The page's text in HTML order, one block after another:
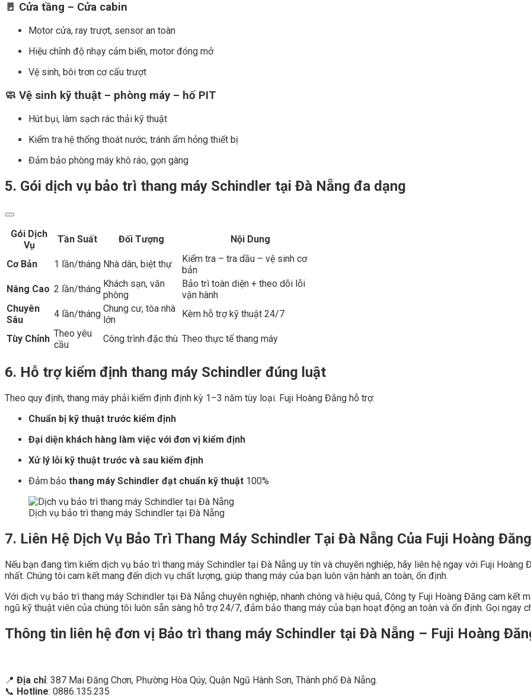
🚪 Cửa tầng – Cửa cabin
Motor cửa, ray trượt, sensor an toàn
Hiệu chỉnh độ nhạy cảm biến, motor đóng mở
Vệ sinh, bôi trơn cơ cấu trượt
🧼 Vệ sinh kỹ thuật – phòng máy – hố PIT
Hút bụi, làm sạch rác thải kỹ thuật
Kiểm tra hệ thống thoát nước, tránh ẩm hỏng thiết bị
Đảm bảo phòng máy khô ráo, gọn gàng
5. Gói dịch vụ bảo trì thang máy Schindler tại Đà Nẵng đa dạng
Gói Dịch
Vụ
Tần Suất Đối Tượng Nội Dung
Cơ Bản 1 lần/tháng Nhà dân, biệt thự
Kiểm tra – tra dầu – vệ sinh cơ
bản
Nâng Cao 2 lần/tháng Khách sạn, văn
phòng
Bảo trì toàn diện + theo dõi lỗi
vận hành
Chuyên
Sâu
4 lần/tháng Chung cư, tòa nhà
lớn
Kèm hỗ trợ kỹ thuật 24/7
Tùy Chỉnh Theo yêu
cầu
Công trình đặc thù Theo thực tế thang máy
6. Hỗ trợ kiểm định thang máy Schindler đúng luật
Theo quy định, thang máy phải kiểm định định kỳ 1–3 năm tùy loại. Fuji Hoàng Đăng hỗ trợ:
Chuẩn bị kỹ thuật trước kiểm định
Đại diện khách hàng làm việc với đơn vị kiểm định
Xử lý lỗi kỹ thuật trước và sau kiểm định
Đảm bảo thang máy Schindler đạt chuẩn kỹ thuật 100%
Dịch vụ bảo trì thang máy Schindler tại Đà Nẵng
7. Liên Hệ Dịch Vụ Bảo Trì Thang Máy Schindler Tại Đà Nẵng Của Fuji Hoàng Đăng
Nếu bạn đang tìm kiếm dịch vụ bảo trì thang máy Schindler tại Đà Nẵng uy tín và chuyên nghiệp, hãy liên hệ ngay với Fuji
nhất. Chúng tôi cam kết mang đến dịch vụ chất lượng, giúp thang máy của bạn luôn vận hành an toàn, ổn định.
Với dịch vụ bảo trì thang máy Schindler tại Đà Nẵng chuyên nghiệp, nhanh chóng và hiệu quả, Công ty Fuji Hoàng Đăng cam kết
ngũ kỹ thuật viên của chúng tôi luôn sẵn sàng hỗ trợ 24/7, đảm bảo thang máy của bạn hoạt động an toàn và ổn định. Gọi ngay
Thông tin liên hệ đơn vị Bảo trì thang máy Schindler tại Đà Nẵng – Fuji Hoàng
📍 Địa chỉ: 387 Mai Đăng Chơn, Phường Hòa Qúy, Quận Ngũ Hành Sơn, Thành phố Đà Nẵng.
📞 Hotline: 0886.135.235